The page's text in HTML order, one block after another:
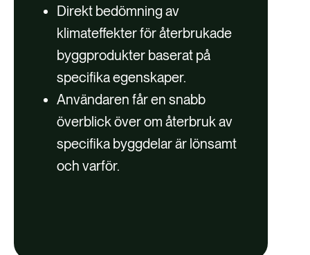
Direkt bedömning av
klimateffekter för återbrukade
byggprodukter baserat på
specifika egenskaper.
Användaren får en snabb
överblick över om återbruk av
specifika byggdelar är lönsamt
och varför.